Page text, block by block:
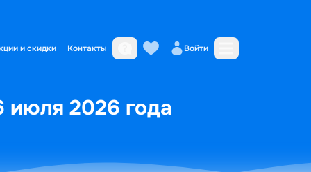
и скидки Контакты Войти
июля 2026 года